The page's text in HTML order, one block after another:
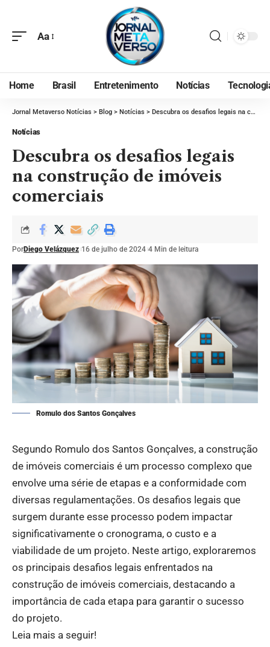
Aa
Home Brasil Entretenimento Notícias
Jornal Metaverso Notícias > Blog > Notícias > Descubra os desafios legais na construção de imóveis comerciais
Notícias
Descubra os desafios legais
na construção de imóveis
comerciais
PorDiego Velázquez 16 de julho de 2024 4 Min de leitura
Romulo dos Santos Gonçalves
Segundo Romulo dos Santos Gonçalves, a construção
de imóveis comerciais é um processo complexo que
envolve uma série de etapas e a conformidade com
diversas regulamentações. Os desafios legais que
surgem durante esse processo podem impactar
significativamente o cronograma, o custo e a
viabilidade de um projeto. Neste artigo, exploraremos
os principais desafios legais enfrentados na
construção de imóveis comerciais, destacando a
importância de cada etapa para garantir o sucesso
do projeto.
Leia mais a seguir!